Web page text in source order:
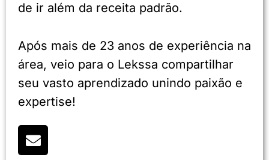
de ir além da receita padrão.
Após mais de 23 anos de experiência na
área, veio para o Lekssa compartilhar
seu vasto aprendizado unindo paixão e
expertise!